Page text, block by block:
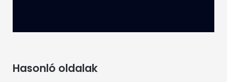
Hasonló oldalak